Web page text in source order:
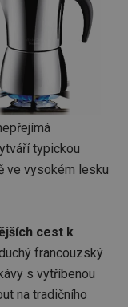
typickou
ve vysokém lesku
cest k
francouzský
s vytříbenou
na tradičního